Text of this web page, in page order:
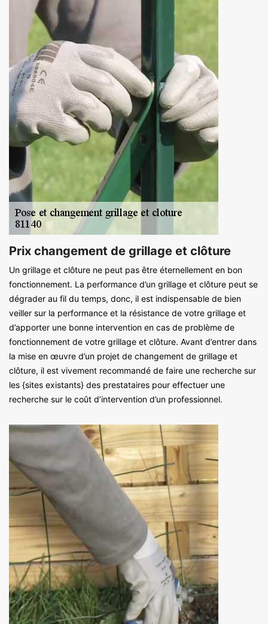
Prix changement de grillage et clôture
Un grillage et clôture ne peut pas être éternellement en bon
fonctionnement. La performance d’un grillage et clôture peut se
dégrader au fil du temps, donc, il est indispensable de bien
veiller sur la performance et la résistance de votre grillage et
d’apporter une bonne intervention en cas de problème de
fonctionnement de votre grillage et clôture. Avant d’entrer dans
la mise en œuvre d’un projet de changement de grillage et
clôture, il est vivement recommandé de faire une recherche sur
les {sites existants} des prestataires pour effectuer une
recherche sur le coût d’intervention d’un professionnel.